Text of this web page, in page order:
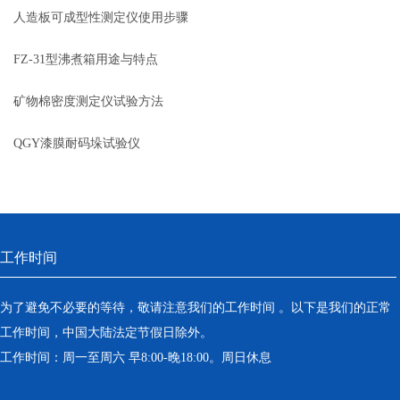
人造板可成型性测定仪使用步骤
FZ-31型沸煮箱用途与特点
矿物棉密度测定仪试验方法
QGY漆膜耐码垛试验仪
工作时间
为了避免不必要的等待，敬请注意我们的工作时间 。以下是我们的正常
工作时间，中国大陆法定节假日除外。
工作时间：周一至周六 早8:00-晚18:00。周日休息